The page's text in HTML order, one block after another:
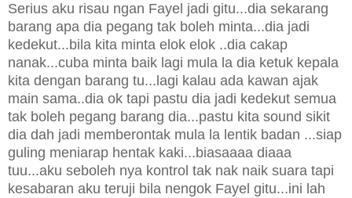
Serius aku risau ngan Fayel jadi gitu...dia sekarang
barang apa dia pegang tak boleh minta...dia jadi
kedekut...bila kita minta elok elok ..dia cakap
nanak...cuba minta baik lagi mula la dia ketuk kepala
kita dengan barang tu...lagi kalau ada kawan ajak
main sama..dia ok tapi pastu dia jadi kedekut semua
tak boleh pegang barang dia...pastu kita sound sikit
dia dah jadi memberontak mula la lentik badan ...siap
guling meniarap hentak kaki...biasaaaa diaaa
tuu...aku seboleh nya kontrol tak nak naik suara tapi
kesabaran aku teruji bila nengok Fayel gitu...ini lah